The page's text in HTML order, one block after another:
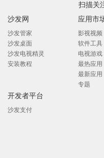
扫描关
沙发网
沙发管家
沙发桌面
沙发电视精灵
安装教程
应用市
影视视频
软件工具
电视游戏
最热应用
最新应用
专题
开发者平台
沙发支付